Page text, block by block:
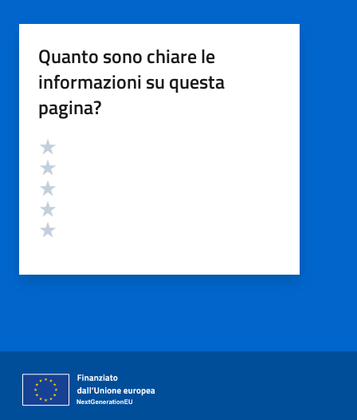
Quanto sono chiare le
informazioni su questa
pagina?
Valutazione